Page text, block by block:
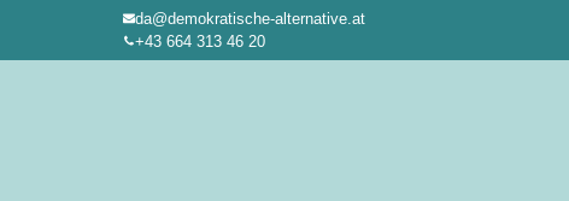
da@demokratische-alternative.at
+43 664 313 46 20